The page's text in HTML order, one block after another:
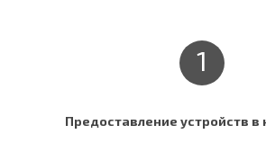
1
Предоставление устройств в